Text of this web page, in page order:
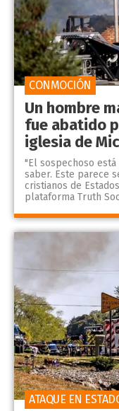
Un hombre
fue abatido
iglesia de
"El sospechoso
saber. Este parece
cristianos de
plataforma Truth
CONMOCIÓN
ATAQUE EN